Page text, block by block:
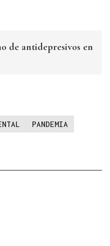
de antidepresivos en
PANDEMIA